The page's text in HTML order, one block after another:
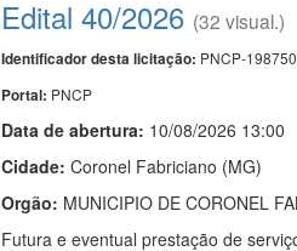
Edital 40/2026 (32 visual.)
Identificador desta licitação: PNCP-
Portal: PNCP
Data de abertura: 10/08/2026 13:00
Cidade: Coronel Fabriciano (MG)
Orgão: MUNICIPIO DE CORONEL
Futura e eventual prestação de